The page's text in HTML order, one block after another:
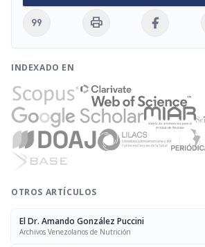
format_quote print
INDEXADO EN
OTROS ARTÍCULOS
El Dr. Amando González Puccini
Archivos Venezolanos de Nutrición